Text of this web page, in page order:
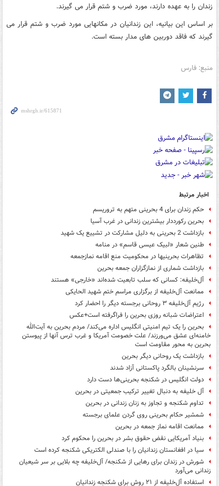
زندان را به عهده دارند، مورد ضرب و شتم قرار می گیرند.
بر اساس این بیانیه، این زندانیان در مکان‎هایی مورد ضرب و شتم قرار می
گیرند که فاقد دوربین های مدار بسته است.
منبع: فارس
اخبار مرتبط
حکم زندان برای 4 بحرینی متهم به تروریسم
بحرین رکورددار بیشترین زندانی در غرب آسیا
بازداشت 2 بحرینی به دلیل مشارکت در تشییع یک شهید
طنین شعار «لبیک عیسی قاسم» در منامه
تظاهرات بحرینی‎ها در محکومیت منع اقامه نمازجمعه
بازداشت شماری از نمازگزاران جمعه بحرین
آل‌خلیفه: کسانی که سلب تابعیت شده‌اند «خارجی» هستند
ممانعت آل‌خلیفه از برگزاری مراسم ختم شهید الحایکی
رژیم آل‌خلیفه ۳ روحانی برجسته دیگر را احضار کرد
اعتراضات شبانه روزی بحرین را فراگرفته است+عکس
بحرین را یک تیم امنیتی انگلیس اداره می‌کند/ مردم بحرین به آیت‌الله
خامنه‌ای عشق می‌ورزند/ علت خصومت آمریکا و غرب ترس آنها از پیوستن
بحرین به محور مقاومت است
بازداشت یک روحانی دیگر بحرین
سرنشینان بالگرد پاکستانی آزاد شدند
دولت انگلیس در شکنجه بحرینی‌ها دست دارد
آل خلیفه به دنبال تغییر ترکیب جمعیتی در بحرین
تداوم شکنجه و تجاوز به زنان زندانی در بحرین
شمشیر حکام بحرینی روی گردن علمای برجسته
ممانعت اقامه نماز جمعه در بحرین
بنیاد آمریکایی نقض حقوق بشر در بحرین را محکوم کرد
سیا در افغانستان زندانیان را با صندلی الکتریکی شکنجه کرده است
شورش در زندان برای رهایی از شکنجه/ آل‌خلیفه چه بلایی بر سر شیعیان
زندانی می‌آورد
استفاده آل‌خلیفه از ۲۱ روش برای شکنجه زندانیان